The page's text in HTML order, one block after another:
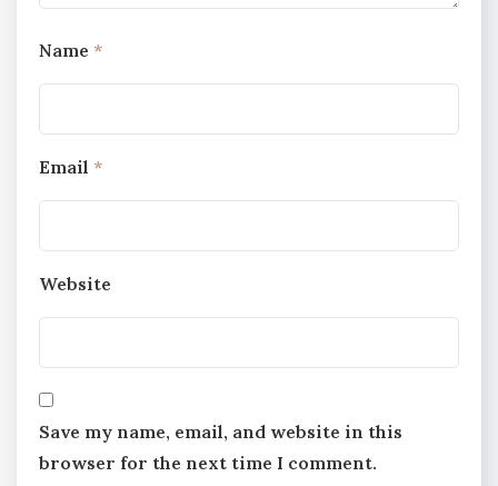
Name *
Email *
Website
Save my name, email, and website in this
browser for the next time I comment.